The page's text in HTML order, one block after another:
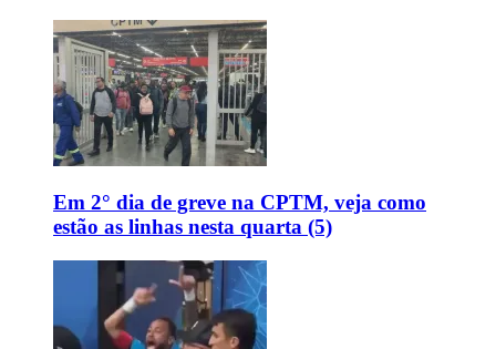
Em 2° dia de greve na CPTM, veja como
estão as linhas nesta quarta (5)